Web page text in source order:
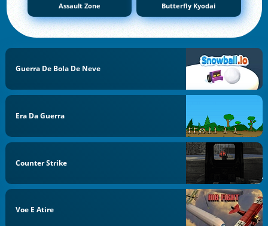
Assault Zone Butterfly Kyodai
Guerra De Bola De Neve
Era Da Guerra
Counter Strike
Voe E Atire